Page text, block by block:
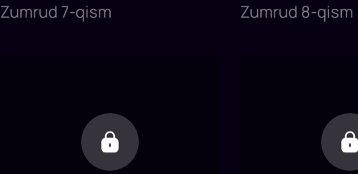
Zumrud 7-qism Zumrud 8-qism